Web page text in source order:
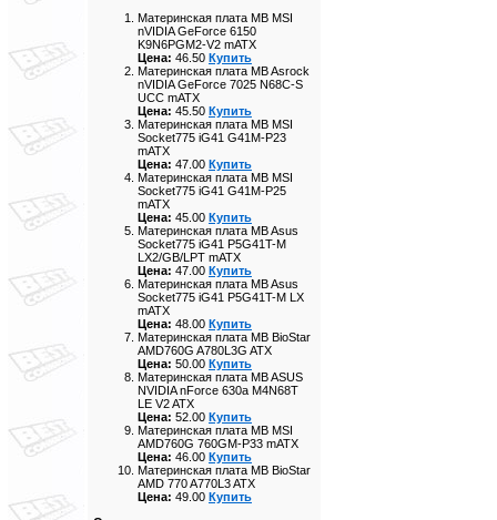
Материнская плата MB MSI
nVIDIA GeForce 6150
K9N6PGM2-V2 mATX
Цена: 46.50 Купить
Материнская плата MB Asrock
nVIDIA GeForce 7025 N68C-S
UCC mATX
Цена: 45.50 Купить
Материнская плата MB MSI
Socket775 iG41 G41M-P23
mATX
Цена: 47.00 Купить
Материнская плата MB MSI
Socket775 iG41 G41M-P25
mATX
Цена: 45.00 Купить
Материнская плата MB Asus
Socket775 iG41 P5G41T-M
LX2/GB/LPT mATX
Цена: 47.00 Купить
Материнская плата MB Asus
Socket775 iG41 P5G41T-M LX
mATX
Цена: 48.00 Купить
Материнская плата MB BioStar
AMD760G A780L3G ATX
Цена: 50.00 Купить
Материнская плата MB ASUS
NVIDIA nForce 630a M4N68T
LE V2 ATX
Цена: 52.00 Купить
Материнская плата MB MSI
AMD760G 760GM-P33 mATX
Цена: 46.00 Купить
Материнская плата MB BioStar
AMD 770 A770L3 ATX
Цена: 49.00 Купить